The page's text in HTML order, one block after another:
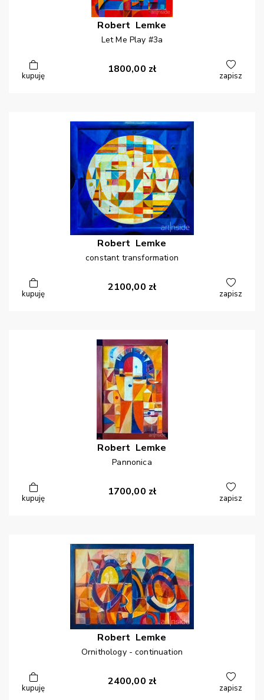
Robert Lemke
Let Me Play #3a
kupuję
1800,00 zł
zapisz
Robert Lemke
constant transformation
kupuję
2100,00 zł
zapisz
Robert Lemke
Pannonica
kupuję
1700,00 zł
zapisz
Robert Lemke
Ornithology - continuation
kupuję
2400,00 zł
zapisz